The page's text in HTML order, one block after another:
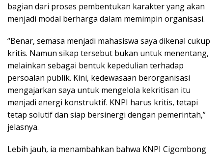
bagian dari proses pembentukan karakter yang akan
menjadi modal berharga dalam memimpin organisasi.
“Benar, semasa menjadi mahasiswa saya dikenal cukup
kritis. Namun sikap tersebut bukan untuk menentang,
melainkan sebagai bentuk kepedulian terhadap
persoalan publik. Kini, kedewasaan berorganisasi
mengajarkan saya untuk mengelola kekritisan itu
menjadi energi konstruktif. KNPI harus kritis, tetapi
tetap solutif dan siap bersinergi dengan pemerintah,”
jelasnya.
Lebih jauh, ia menambahkan bahwa KNPI Cigombong